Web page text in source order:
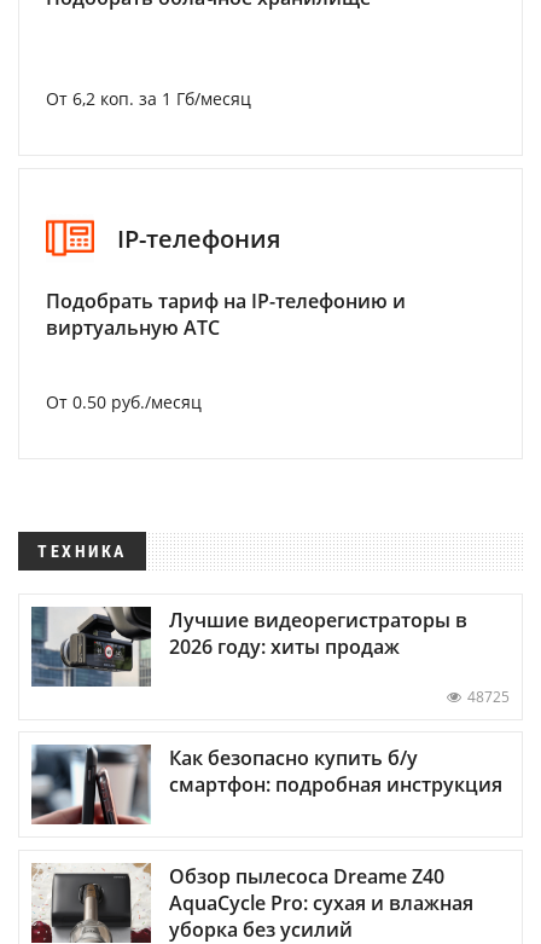
От 6,2 коп. за 1 Гб/месяц
IP-телефония
Подобрать тариф на IP-телефонию и
виртуальную АТС
От 0.50 руб./месяц
ТЕХНИКА
Лучшие видеорегистраторы в
2026 году: хиты продаж
48725
Как безопасно купить б/у
смартфон: подробная инструкция
Обзор пылесоса Dreame Z40
AquaCycle Pro: сухая и влажная
уборка без усилий